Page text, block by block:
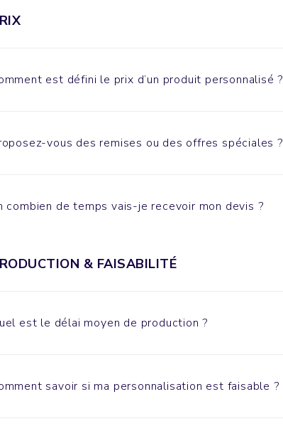
est défini le prix d’un produit personnalisé ?
vous des remises ou des offres spéciales ?
combien de temps vais-je recevoir mon devis ?
& FAISABILITÉ
est le délai moyen de production ?
savoir si ma personnalisation est faisable ?